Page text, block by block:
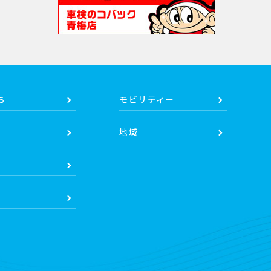
モビリティー
地域